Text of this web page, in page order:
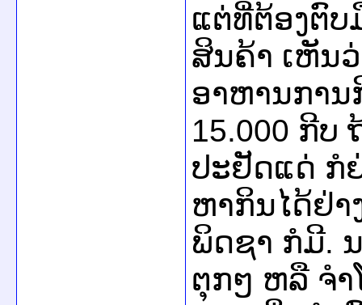
ແຕ່ທີ່​ຕ້ອງ​ຕົ
ສິນຄ້າ ​ເຫັນ​
ອາຫານ​ການ​
15.000 ກີບ
ປະຢັດ​ແດ່ ກໍ​
ຫາ​ກິນ​ໄດ້​ຢ່າ
ພິດ​ຊາ ກໍ​ມີ.
ຕຸກໆ ຫລື ຈຳ​